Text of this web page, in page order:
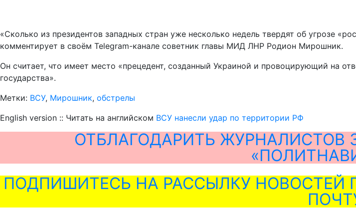
«Сколько из президентов западных стран уже несколько недель твердят об угрозе
комментирует в своём Telegram-канале советник главы МИД ЛНР Родион Мирошник.
Он считает, что имеет место «прецедент, созданный Украиной и провоцирующий на
государства».
Метки: ВСУ, Мирошник, обстрелы
English version :: Читать на английском ВСУ нанесли удар по территории РФ
ОТБЛАГОДАРИТЬ ЖУРНАЛИСТОВ
ПОДПИШИТЕСЬ НА РАССЫЛКУ НОВОСТЕЙ